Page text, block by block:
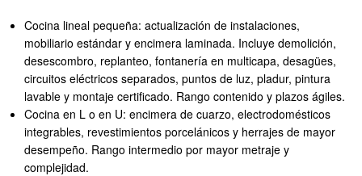
Cocina lineal pequeña: actualización de instalaciones,
mobiliario estándar y encimera laminada. Incluye demolición,
desescombro, replanteo, fontanería en multicapa, desagües,
circuitos eléctricos separados, puntos de luz, pladur, pintura
lavable y montaje certificado. Rango contenido y plazos ágiles.
Cocina en L o en U: encimera de cuarzo, electrodomésticos
integrables, revestimientos porcelánicos y herrajes de mayor
desempeño. Rango intermedio por mayor metraje y
complejidad.